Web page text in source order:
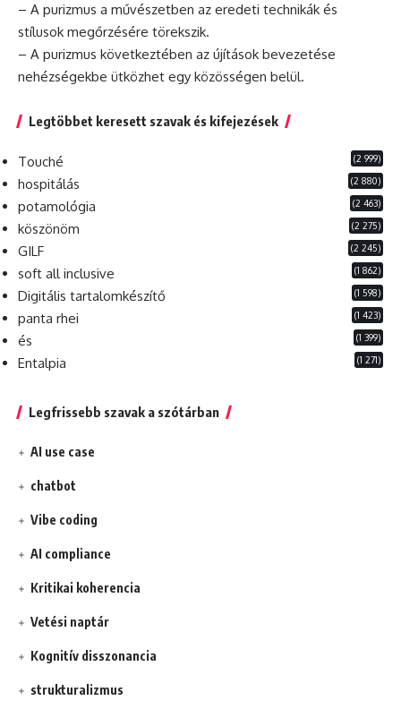
– A purizmus a művészetben az eredeti technikák és
stílusok megőrzésére törekszik.
– A purizmus következtében az újítások bevezetése
nehézségekbe ütközhet egy közösségen belül.
Legtöbbet keresett szavak és kifejezések
Touché (2 999)
hospitálás (2 880)
potamológia (2 463)
köszönöm (2 275)
GILF (2 245)
soft all inclusive (1 862)
Digitális tartalomkészítő (1 598)
panta rhei (1 423)
és (1 399)
Entalpia (1 271)
Legfrissebb szavak a szótárban
AI use case
chatbot
Vibe coding
AI compliance
Kritikai koherencia
Vetési naptár
Kognitív disszonancia
strukturalizmus